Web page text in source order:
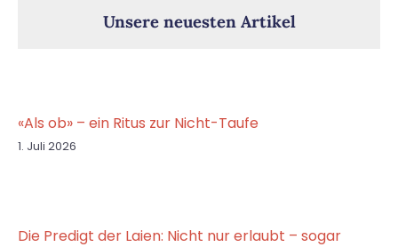
Unsere neuesten Artikel
«Als ob» – ein Ritus zur Nicht-Taufe
1. Juli 2026
Die Predigt der Laien: Nicht nur erlaubt – sogar